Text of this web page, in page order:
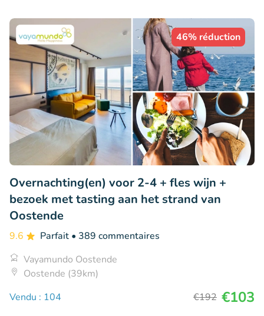
46% réduction
Overnachting(en) voor 2-4 + fles wijn +
bezoek met tasting aan het strand van
Oostende
9.6 Parfait • 389 commentaires
Vayamundo Oostende
Oostende (39km)
Vendu : 104
€192 €103